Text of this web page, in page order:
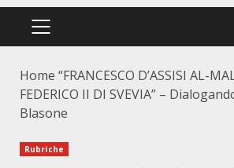
PRIMÄRES
Home “FRANCESCO D’ASSISI AL-
FEDERICO II DI SVEVIA” –
Blasone
Rubriche